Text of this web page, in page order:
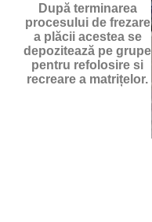
După terminarea
procesului de frezare
a plăcii acestea se
depozitează pe grupe
pentru refolosire si
recreare a matrițelor.